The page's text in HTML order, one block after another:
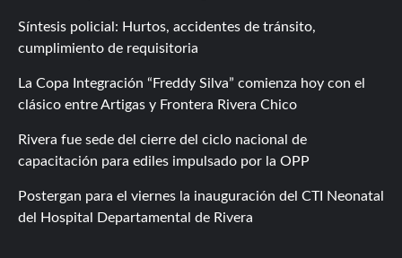
Síntesis policial: Hurtos, accidentes de tránsito,
cumplimiento de requisitoria
La Copa Integración “Freddy Silva” comienza hoy con el
clásico entre Artigas y Frontera Rivera Chico
Rivera fue sede del cierre del ciclo nacional de
capacitación para ediles impulsado por la OPP
Postergan para el viernes la inauguración del CTI Neonatal
del Hospital Departamental de Rivera